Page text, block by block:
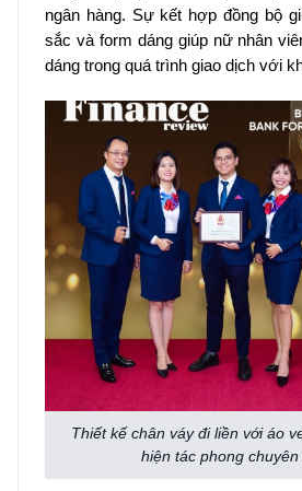
ngân hàng. Sự kết hợp đồng bộ
sắc và form dáng giúp nữ nhân
dáng trong quá trình giao dịch với
Thiết kế chân váy đi liền với áo
hiện tác phong